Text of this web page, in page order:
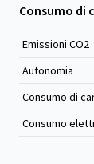
Consumo di
Emissioni CO2
Autonomia
Consumo di
Consumo